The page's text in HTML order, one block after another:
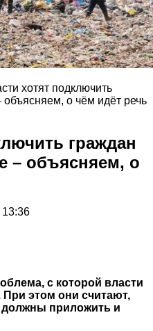
хотят подключить
о чём идёт речь
граждан
– объясняем, о
13:36
с которой власти
При этом они считают,
должны приложить и